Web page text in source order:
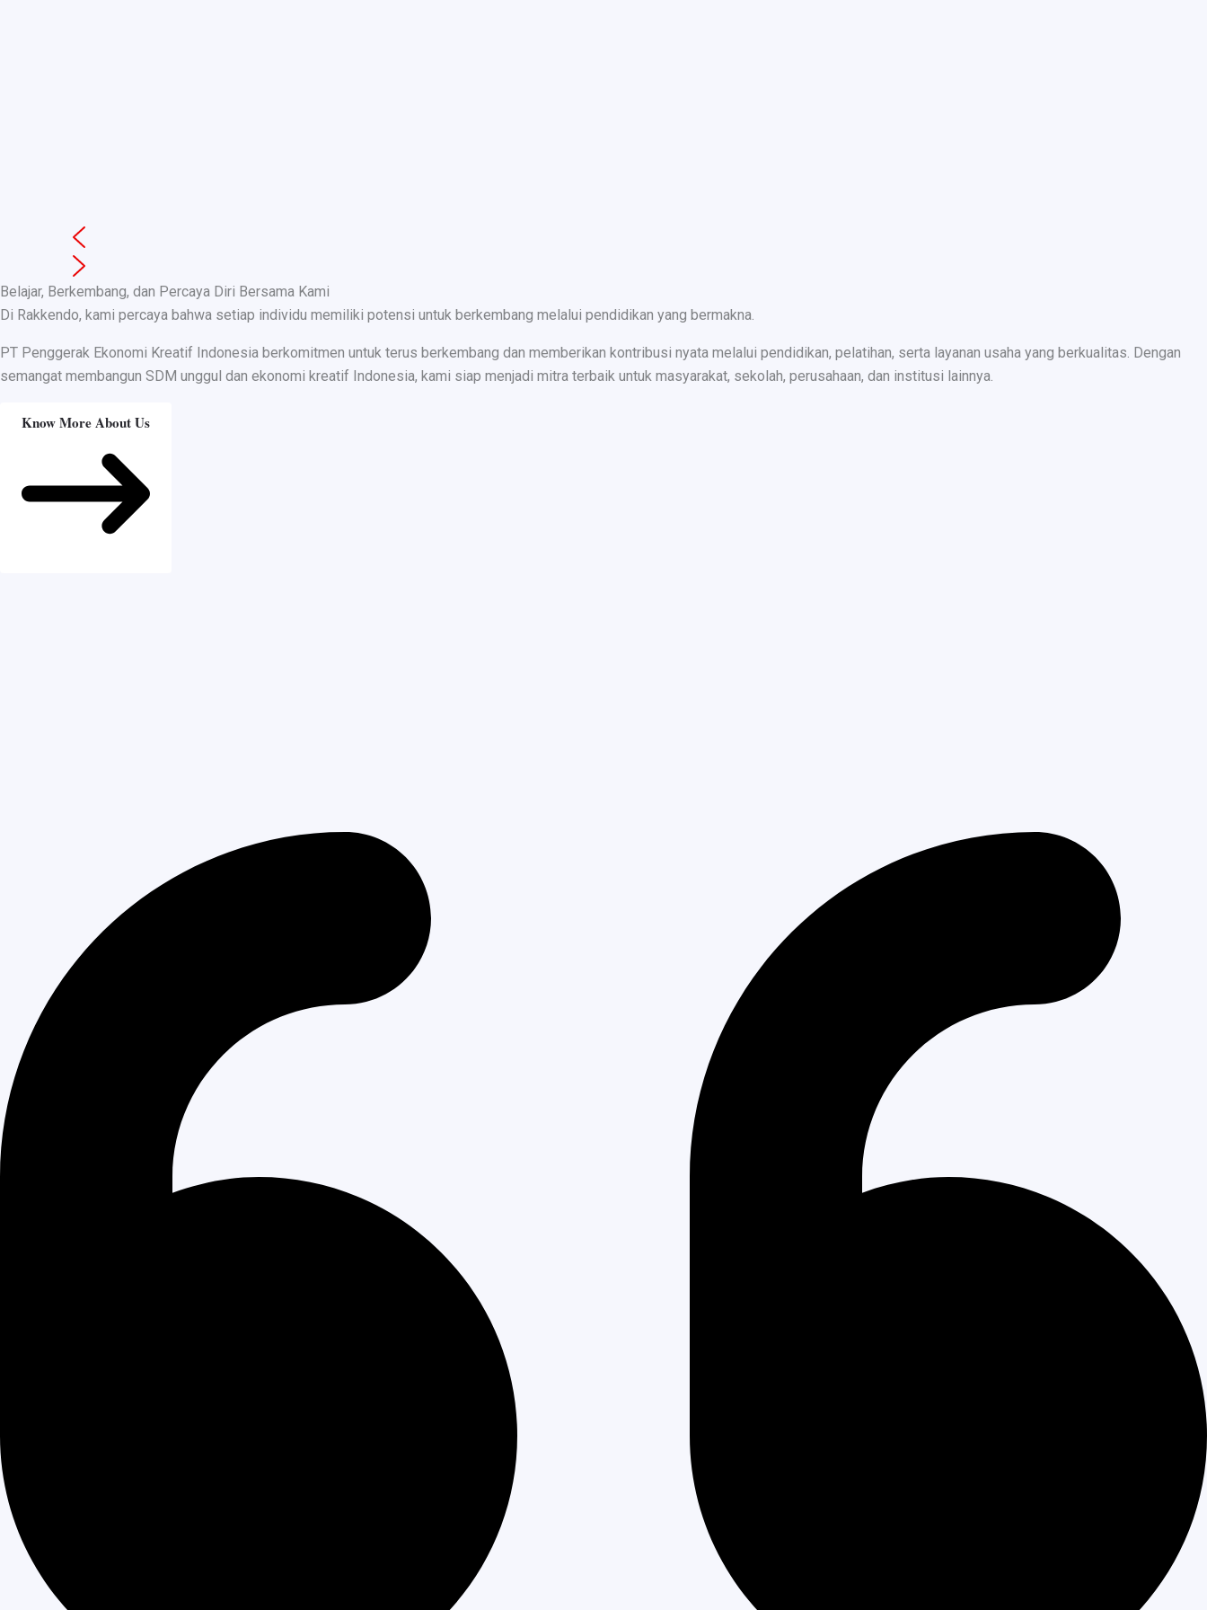
Belajar, Berkembang, dan Percaya Diri Bersama Kami
Di Rakkendo, kami percaya bahwa setiap individu memiliki potensi untuk berkembang melalui pendidikan yang bermakna.
PT Penggerak Ekonomi Kreatif Indonesia berkomitmen untuk terus berkembang dan memberikan kontribusi nyata melalui pendidikan, pelatihan, serta layanan usaha yang berkualitas. Dengan
semangat membangun SDM unggul dan ekonomi kreatif Indonesia, kami siap menjadi mitra terbaik untuk masyarakat, sekolah, perusahaan, dan institusi lainnya.
Know More About Us